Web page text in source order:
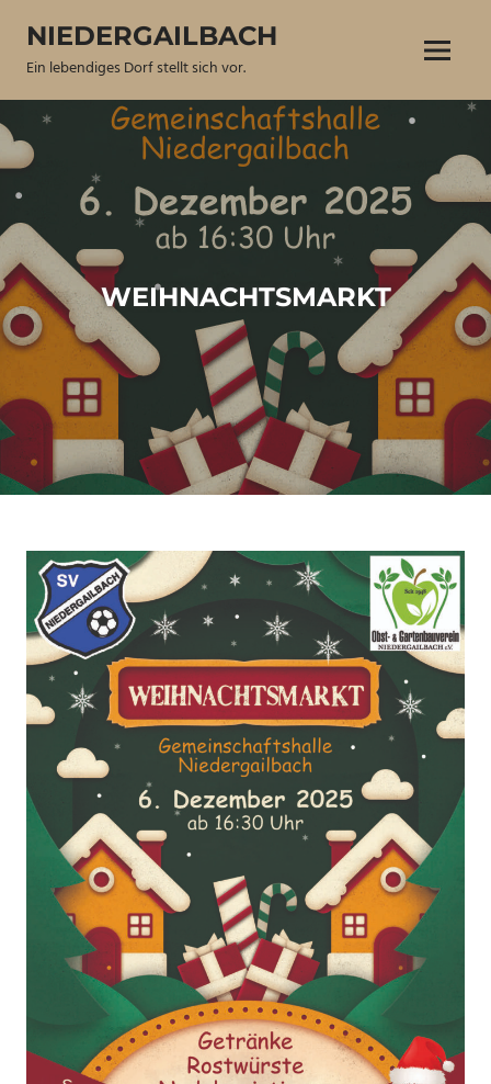
Inhalt
springen
NIEDERGAILBACH
Ein lebendiges Dorf stellt sich vor. Menü
WEIHNACHTSMARKT